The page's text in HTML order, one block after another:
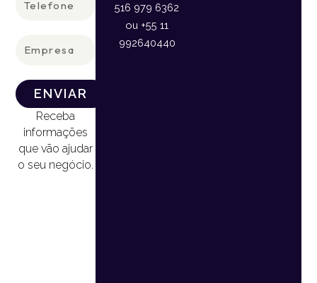
ENVIAR
Receba
informações
que vão ajudar
o seu negócio.
516 979 6362
ou +55 11
992640440